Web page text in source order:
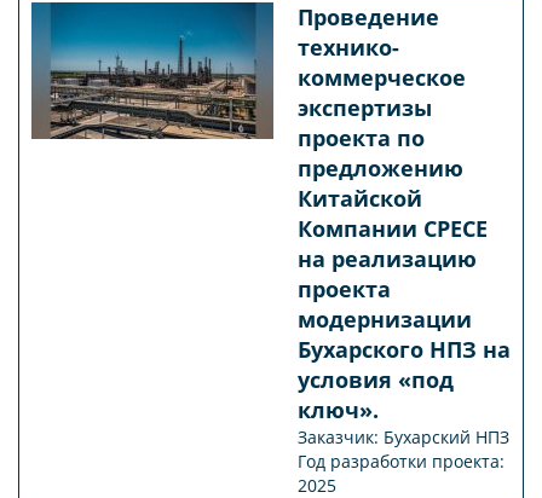
Проведение
технико-
коммерческое
экспертизы
проекта по
предложению
Китайской
Компании CPECE
на реализацию
проекта
модернизации
Бухарского НПЗ на
условия «под
ключ».
Заказчик: Бухарский НПЗ
Год разработки проекта:
2025